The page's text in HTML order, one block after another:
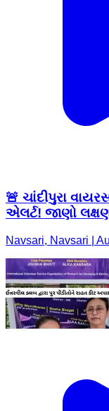
🚨 ચાંદીપુરા
એલર્ટ! જાણો
Navsari, Navsari |